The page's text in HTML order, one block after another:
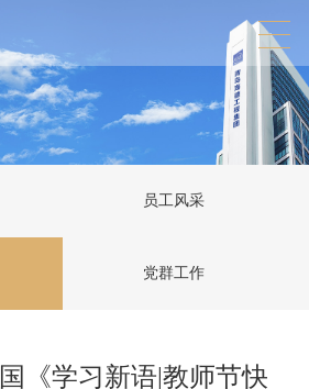
员工风采
党群工作
《学习新语|教师节快